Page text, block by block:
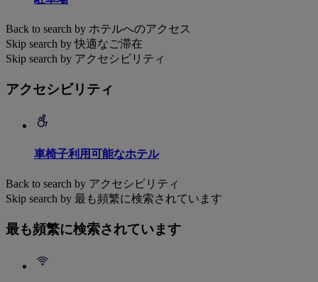
Back to search by ホテルへのアクセス
Skip search by 快適なご滞在
Skip search by アクセシビリティ
アクセシビリティ
車椅子利用可能なホテル
Back to search by アクセシビリティ
Skip search by 最も頻繁に検索されています
最も頻繁に検索されています